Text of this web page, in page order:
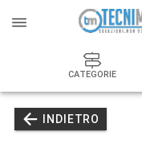
CATEGORIE
INDIETRO